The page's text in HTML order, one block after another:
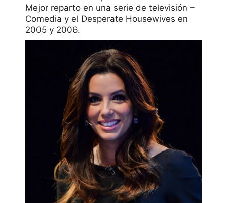
Mejor reparto en una serie de televisión –
Comedia y el Desperate Housewives en
2005 y 2006.